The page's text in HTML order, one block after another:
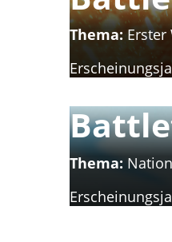
Thema: Erster
Thema: